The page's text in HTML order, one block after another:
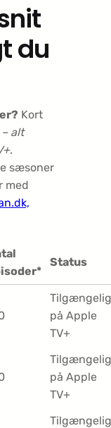
du
Kort
alt
.
sæsoner
med
Status
Tilgængelig
på Apple
TV+
Tilgængelig
på Apple
TV+
Tilgængelig